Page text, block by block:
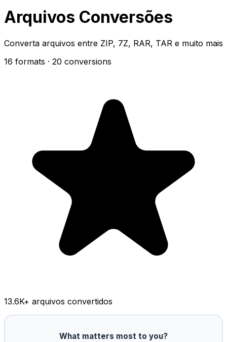
Arquivos Conversões
Converta arquivos entre ZIP, 7Z, RAR, TAR e muito mais
16 formats · 20 conversions
13.6K+ arquivos convertidos
What matters most to you?